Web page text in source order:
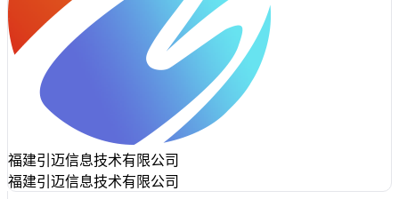
福建引迈信息技术有限公司
福建引迈信息技术有限公司